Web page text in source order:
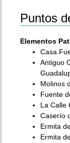
Puntos
Elementos
Casa
Antiguo
Molinos
Fuente
La Calle
Caserío
Ermita
Ermita